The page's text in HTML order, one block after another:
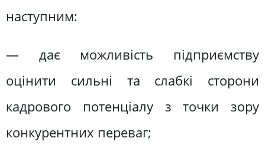
наступним:
— дає можливість підприємству
оцінити сильні та слабкі сторони
кадрового потенціалу з точки зору
конкурентних переваг;